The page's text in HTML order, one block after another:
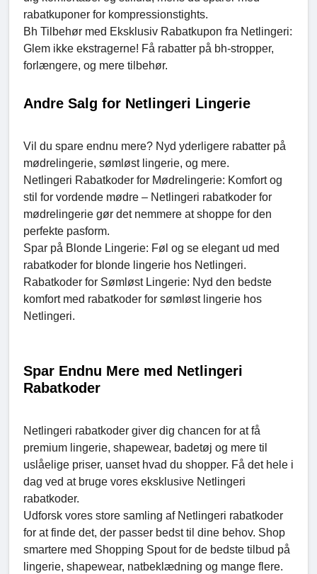
rabatkuponer for kompressionstights.
Bh Tilbehør med Eksklusiv Rabatkupon fra Netlingeri:
Glem ikke ekstragerne! Få rabatter på bh-stropper,
forlængere, og mere tilbehør.
Andre Salg for Netlingeri Lingerie
Vil du spare endnu mere? Nyd yderligere rabatter på
mødrelingerie, sømløst lingerie, og mere.
Netlingeri Rabatkoder for Mødrelingerie: Komfort og
stil for vordende mødre – Netlingeri rabatkoder for
mødrelingerie gør det nemmere at shoppe for den
perfekte pasform.
Spar på Blonde Lingerie: Føl og se elegant ud med
rabatkoder for blonde lingerie hos Netlingeri.
Rabatkoder for Sømløst Lingerie: Nyd den bedste
komfort med rabatkoder for sømløst lingerie hos
Netlingeri.
Spar Endnu Mere med Netlingeri
Rabatkoder
Netlingeri rabatkoder giver dig chancen for at få
premium lingerie, shapewear, badetøj og mere til
uslåelige priser, uanset hvad du shopper. Få det hele i
dag ved at bruge vores eksklusive Netlingeri
rabatkoder.
Udforsk vores store samling af Netlingeri rabatkoder
for at finde det, der passer bedst til dine behov. Shop
smartere med Shopping Spout for de bedste tilbud på
lingerie, shapewear, natbeklædning og mange flere.